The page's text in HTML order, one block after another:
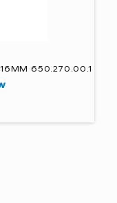
16MM 650.270.00.1